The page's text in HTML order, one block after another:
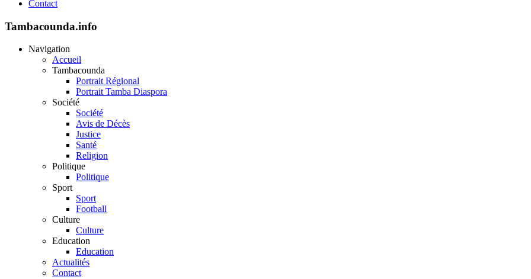
Contact
Tambacounda.info
Navigation
Accueil
Tambacounda
Portrait Régional
Portrait Tamba Diaspora
Société
Société
Avis de Décès
Justice
Santé
Religion
Politique
Politique
Sport
Sport
Football
Culture
Culture
Education
Education
Actualités
Contact